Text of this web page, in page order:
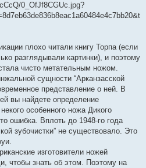
0_OfJf8CGUc.jpg?
плохо читали книгу Торпа (если
разглядывали картинки), и поэтому
чисто метательным ножом.
сущности “Арканзасской
представление о ней. В
вы найдете определение
особенного ножа Дикого
ошибка. Вплоть до 1948-го года
зубочистки” не существовало. Это
изготовители ножей
чтобы знать об этом. Поэтому на